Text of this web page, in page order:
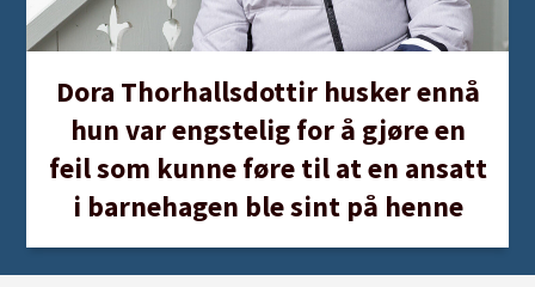
Dora Thorhallsdottir husker ennå
hun var engstelig for å gjøre en
feil som kunne føre til at en ansatt
i barnehagen ble sint på henne